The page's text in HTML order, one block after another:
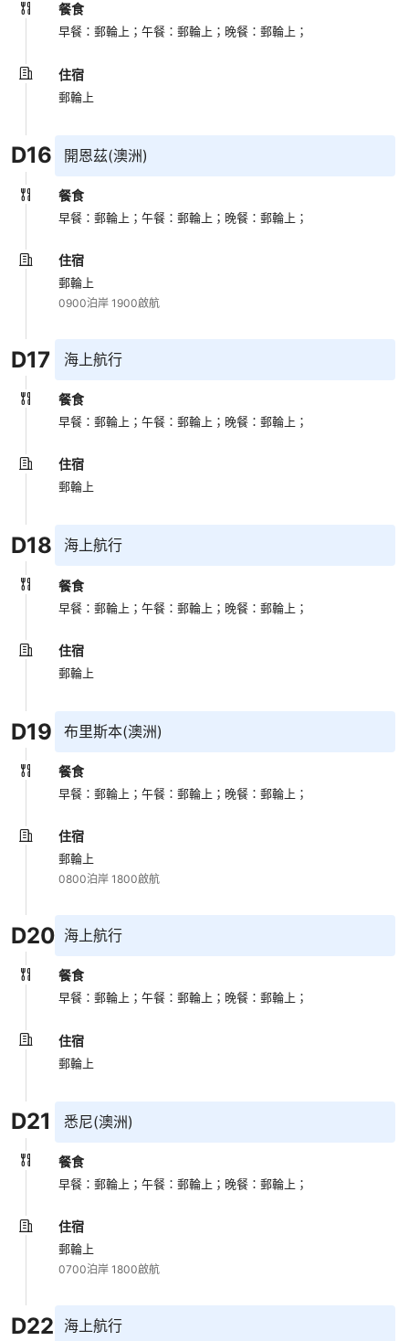
餐食
早餐：郵輪上；午餐：郵輪上； 晚餐：郵輪上；
住宿
郵輪上
D16 開恩茲(澳洲)
餐食
早餐：郵輪上；午餐：郵輪上； 晚餐：郵輪上；
住宿
郵輪上
0900泊岸 1900啟航
D17 海上航行
餐食
早餐：郵輪上；午餐：郵輪上； 晚餐：郵輪上；
住宿
郵輪上
D18 海上航行
餐食
早餐：郵輪上；午餐：郵輪上； 晚餐：郵輪上；
住宿
郵輪上
D19 布里斯本(澳洲)
餐食
早餐：郵輪上；午餐：郵輪上； 晚餐：郵輪上；
住宿
郵輪上
0800泊岸 1800啟航
D20 海上航行
餐食
早餐：郵輪上；午餐：郵輪上； 晚餐：郵輪上；
住宿
郵輪上
D21 悉尼(澳洲)
餐食
早餐：郵輪上；午餐：郵輪上； 晚餐：郵輪上；
住宿
郵輪上
0700泊岸 1800啟航
D22 海上航行